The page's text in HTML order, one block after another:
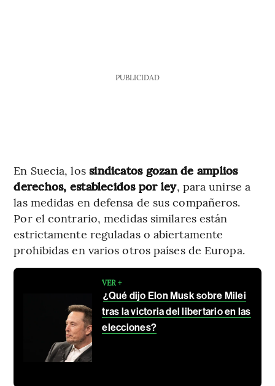
PUBLICIDAD
En Suecia, lossindicatos gozan de amplios
derechos, establecidos por ley, para unirse a
las medidas en defensa de sus compañeros.
Por el contrario, medidas similares están
estrictamente reguladas o abiertamente
prohibidas en varios otros países de Europa.
VER +
¿Qué dijo Elon Musk sobre Milei
tras la victoria del libertario en las
elecciones?